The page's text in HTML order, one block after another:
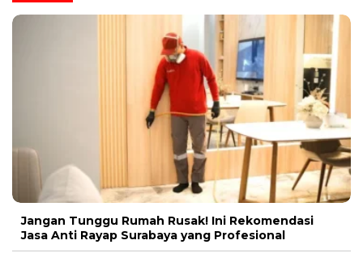
Jangan Tunggu Rumah Rusak! Ini Rekomendasi
Jasa Anti Rayap Surabaya yang Profesional